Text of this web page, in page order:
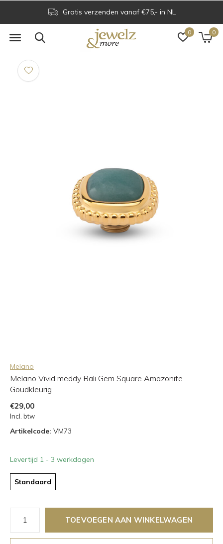
0 0
Gratis verzenden vanaf €75,- in NL
Melano
Melano Vivid meddy Bali Gem Square Amazonite
Goudkleurig
€29,00
Incl. btw
Artikelcode: VM73
Levertijd 1 - 3 werkdagen
Standaard
TOEVOEGEN AAN WINKELWAGEN